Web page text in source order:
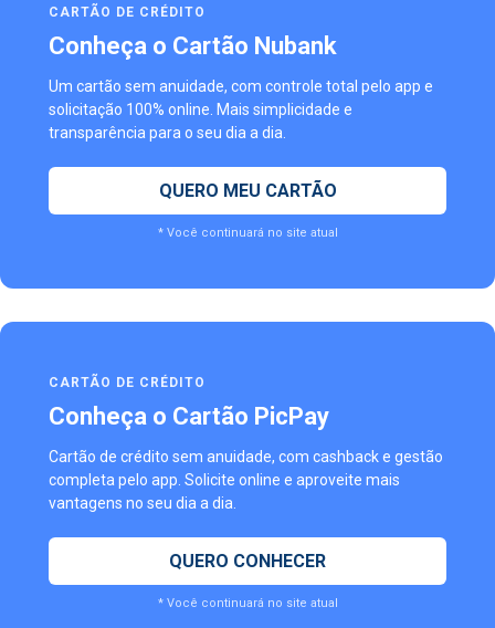
CARTÃO DE CRÉDITO
Conheça o Cartão Nubank
Um cartão sem anuidade, com controle total pelo app e
solicitação 100% online. Mais simplicidade e
transparência para o seu dia a dia.
QUERO MEU CARTÃO
* Você continuará no site atual
CARTÃO DE CRÉDITO
Conheça o Cartão PicPay
Cartão de crédito sem anuidade, com cashback e gestão
completa pelo app. Solicite online e aproveite mais
vantagens no seu dia a dia.
QUERO CONHECER
* Você continuará no site atual